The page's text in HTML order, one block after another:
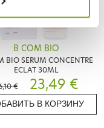
B COM BIO
BIO SERUM CONCENTRE
ECLAT 30ML
€
23,49 €
В КОРЗИНУ